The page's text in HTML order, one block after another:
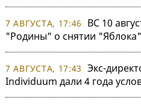
7 АВГУСТА, 17:46
ВС 10
"Родины" о снятии
7 АВГУСТА, 17:43 Экс-
Individuum дали 4 года